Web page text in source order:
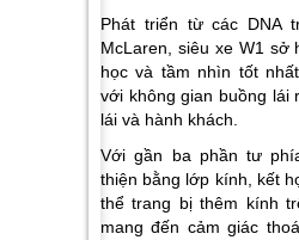
Phát triển từ các DNA
McLaren, siêu xe W1 sở
học và tầm nhìn tốt
với không gian buồng lái
lái và hành khách.
Với gần ba phần tư
thiện bằng lớp kính, kết
thể trang bị thêm kính
mang đến cảm giác